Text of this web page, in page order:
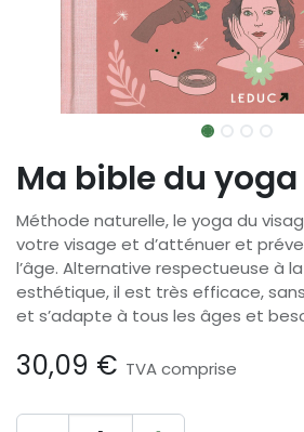
Ma bible du
Méthode naturelle, le yoga du
votre visage et d’atténuer et
l’âge. Alternative respectueuse à
esthétique, il est très efficace,
et s’adapte à tous les âges et
30,09 € TVA comprise